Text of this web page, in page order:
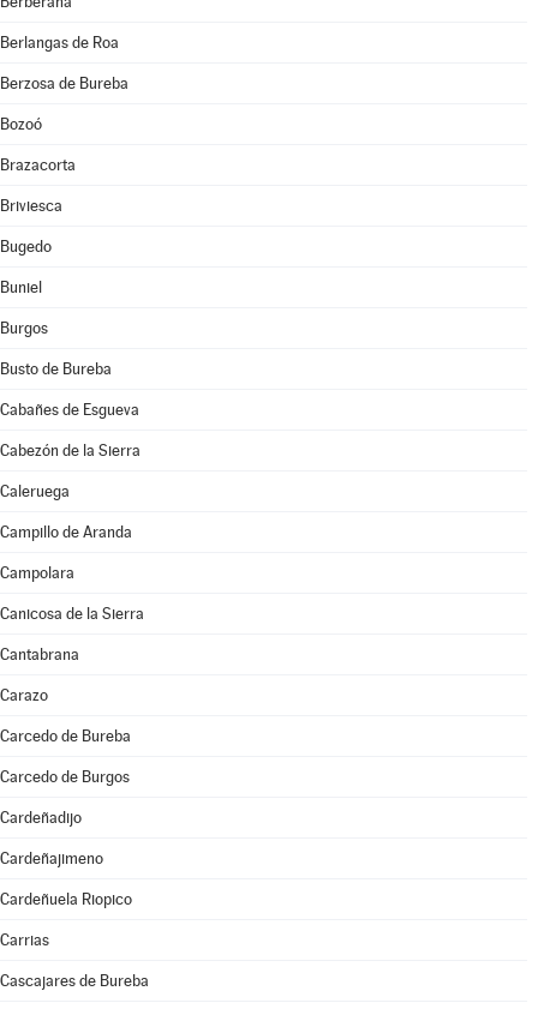
Berlangas de Roa
Berzosa de Bureba
Bozoó
Brazacorta
Briviesca
Bugedo
Buniel
Burgos
Busto de Bureba
Cabañes de Esgueva
Cabezón de la Sierra
Caleruega
Campillo de Aranda
Campolara
Canicosa de la Sierra
Cantabrana
Carazo
Carcedo de Bureba
Carcedo de Burgos
Cardeñadijo
Cardeñajimeno
Cardeñuela Riopico
Carrias
Cascajares de Bureba